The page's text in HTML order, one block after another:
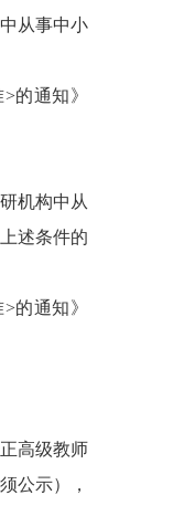
从事中小
的通知》
机构中从
述条件的
的通知》
高级教师
公示），